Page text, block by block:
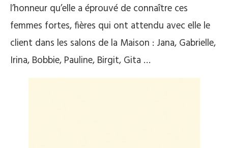
l’honneur qu’elle a éprouvé de connaître ces
femmes fortes, fières qui ont attendu avec elle le
client dans les salons de la Maison : Jana, Gabrielle,
Irina, Bobbie, Pauline, Birgit, Gita …